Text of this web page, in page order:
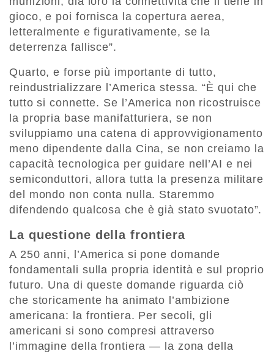
gioco, e poi fornisca la copertura aerea,
letteralmente e figurativamente, se la
deterrenza fallisce”.
Quarto, e forse più importante di tutto,
reindustrializzare l’America stessa. “È qui che
tutto si connette. Se l’America non ricostruisce
la propria base manifatturiera, se non
sviluppiamo una catena di approvvigionamento
meno dipendente dalla Cina, se non creiamo la
capacità tecnologica per guidare nell’AI e nei
semiconduttori, allora tutta la presenza militare
del mondo non conta nulla. Staremmo
difendendo qualcosa che è già stato svuotato”.
La questione della frontiera
A 250 anni, l’America si pone domande
fondamentali sulla propria identità e sul proprio
futuro. Una di queste domande riguarda ciò
che storicamente ha animato l’ambizione
americana: la frontiera. Per secoli, gli
americani si sono compresi attraverso
l’immagine della frontiera — la zona della